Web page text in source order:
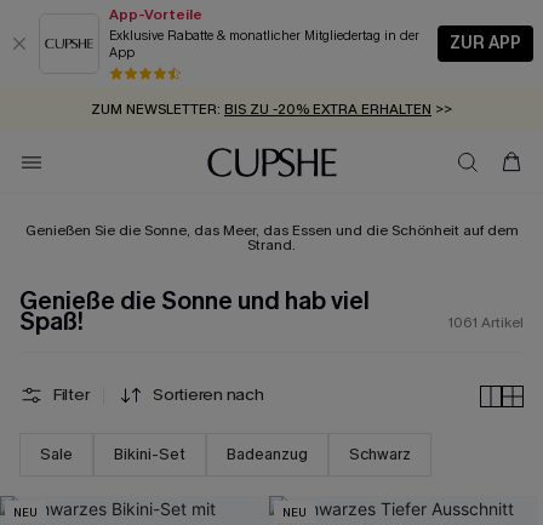
App-Vorteile
Exklusive Rabatte & monatlicher Mitgliedertag in der
App
ZUR APP
GRATIS MASSBAND MIT JEDEM SCHNELLVERSAND-ARTIKEL >>
SUMMER SALE:
ZUM NEWSLETTER: BIS ZU -20% EXTRA ERHALTEN >>
KOSTENLOSER VERSAND AB 89 €
Genießen Sie die Sonne, das Meer, das Essen und die Schönheit auf dem
Strand.
Genieße die Sonne und hab viel
Spaß! 1061 Artikel
Filter Sortieren nach
Sale Bikini-Set Badeanzug Schwarz
NEU NEU